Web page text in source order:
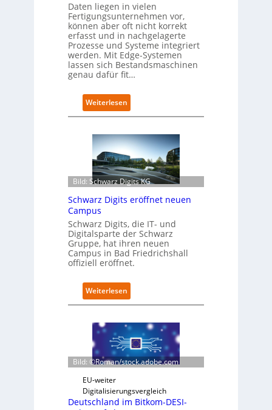
Daten liegen in vielen
Fertigungsunternehmen vor,
können aber oft nicht korrekt
erfasst und in nachgelagerte
Prozesse und Systeme integriert
werden. Mit Edge-Systemen
lassen sich Bestandsmaschinen
genau dafür fit…
Weiterlesen:
R
t
r
o
f
i
t
-
a
t
e
n
s
u
b
r
i
n
t
e
i
Bild: Schwarz Digits KG
Schwarz Digits eröffnet neuen
Campus
Schwarz Digits, die IT- und
Digitalsparte der Schwarz
Gruppe, hat ihren neuen
Campus in Bad Friedrichshall
offiziell eröffnet.
Weiterlesen:
S
h
a
r
z
i
g
Bild: ©Roman/stock.adobe.com
EU-weiter
Digitalisierungsvergleich
Deutschland im Bitkom-DESI-